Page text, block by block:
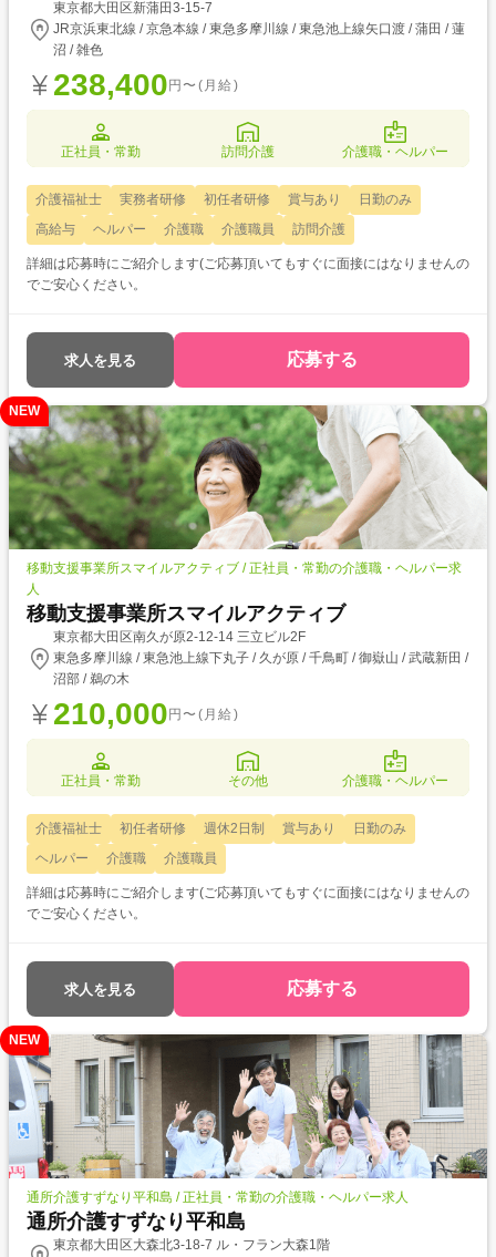
東京都大田区新蒲田3-15-7
JR京浜東北線 / 京急本線 / 東急多摩川線 / 東急池上線矢口渡 / 蒲田 / 蓮
沼 / 雑色
238,400 円〜(月給)
正社員・常勤 訪問介護 介護職・ヘルパー
介護福祉士 実務者研修 初任者研修 賞与あり
日勤のみ
高給与
ヘルパー 介護職 介護職員 訪問介護
詳細は応募時にご紹介します(ご応募頂いてもすぐに面接にはなりませんの
でご安心ください。
求人を見る 応募する
NEW
移動支援事業所スマイルアクティブ / 正社員・常勤の介護職・ヘルパー求
人
移動支援事業所スマイルアクティブ
東京都大田区南久が原2-12-14 三立ビル2F
東急多摩川線 / 東急池上線下丸子 / 久が原 / 千鳥町 / 御嶽山 / 武蔵新田 /
沼部 / 鵜の木
210,000 円〜(月給)
正社員・常勤 その他 介護職・ヘルパー
介護福祉士 初任者研修 週休2日制 賞与あり
日勤のみ
ヘルパー
介護職 介護職員
詳細は応募時にご紹介します(ご応募頂いてもすぐに面接にはなりませんの
でご安心ください。
求人を見る 応募する
NEW
通所介護すずなり平和島 / 正社員・常勤の介護職・ヘルパー求人
通所介護すずなり平和島
東京都大田区大森北3-18-7 ル・フラン大森1階